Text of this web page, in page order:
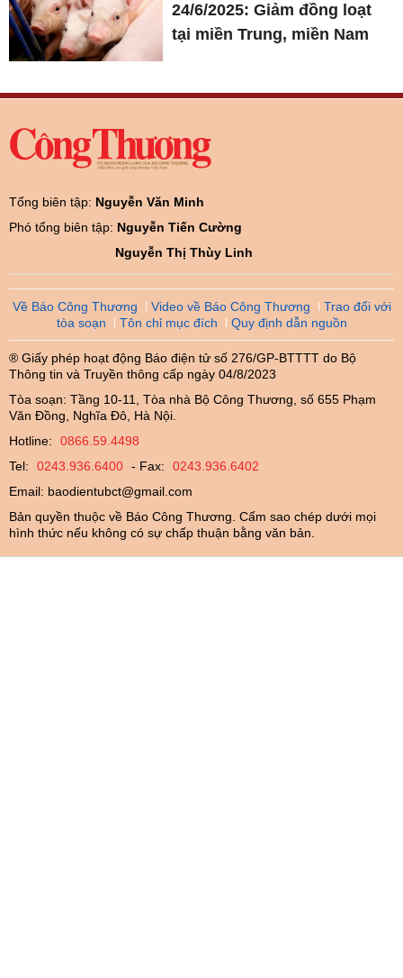
24/6/2025: Giảm đồng loạt
tại miền Trung, miền Nam
Tổng biên tập: Nguyễn Văn Minh
Phó tổng biên tập: Nguyễn Tiến Cường
Nguyễn Thị Thùy Linh
Về Báo Công Thương Video về Báo Công Thương
Trao đổi với
tòa soạn
Tôn chỉ mục đích Quy định dẫn nguồn
® Giấy phép hoạt động Báo điện tử số 276/GP-BTTTT do Bộ
Thông tin và Truyền thông cấp ngày 04/8/2023
Tòa soạn: Tầng 10-11, Tòa nhà Bộ Công Thương, số 655 Phạm
Văn Đồng, Nghĩa Đô, Hà Nội.
Hotline:
0866.59.4498
Tel:
0243.936.6400 - Fax:
0243.936.6402
Email: baodientubct@gmail.com
Bản quyền thuộc về Báo Công Thương. Cấm sao chép dưới mọi
hình thức nếu không có sự chấp thuận bằng văn bản.